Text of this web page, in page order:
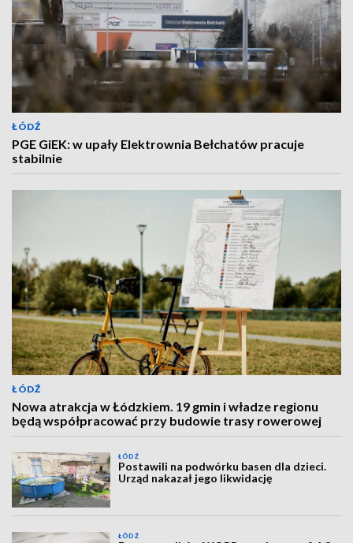
ŁÓDŹ
PGE GiEK: w upały Elektrownia Bełchatów pracuje
stabilnie
ŁÓDŹ
Nowa atrakcja w Łódzkiem. 19 gmin i władze regionu
będą współpracować przy budowie trasy rowerowej
ŁÓDŹ
Postawili na podwórku basen dla dzieci.
Urząd nakazał jego likwidację
ŁÓDŹ